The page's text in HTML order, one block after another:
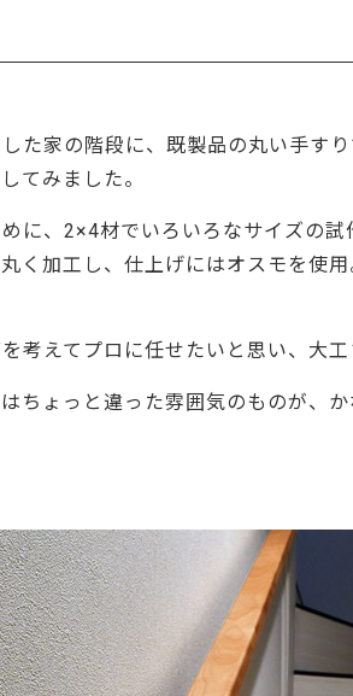
無垢一枚板
レッドオーク
リ
赤ラワン(レッ
ィクルボード)
た家の階段に、既製品の丸い手す
てみました。
に、2×4材でいろいろなサイズの
く加工し、仕上げにはオスモを使用
考えてプロに任せたいと思い、 大
ちょっと違った雰囲気のものが、